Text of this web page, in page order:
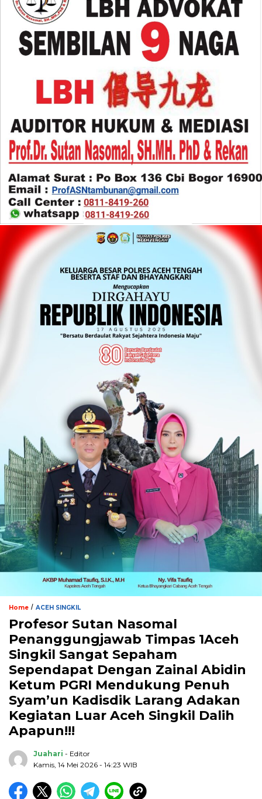
Home / ACEH SINGKIL
Profesor Sutan Nasomal
Penanggungjawab Timpas 1Aceh
Singkil Sangat Sepaham
Sependapat Dengan Zainal Abidin
Ketum PGRI Mendukung Penuh
Syam’un Kadisdik Larang Adakan
Kegiatan Luar Aceh Singkil Dalih
Apapun!!!
Juahari - Editor
Kamis, 14 Mei 2026 - 14:23 WIB